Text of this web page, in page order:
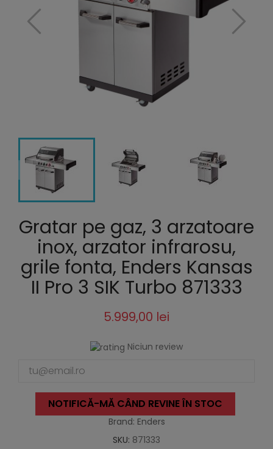
Gratar pe gaz, 3 arzatoare
inox, arzator infrarosu,
grile fonta, Enders Kansas
II Pro 3 SIK Turbo 871333
5.999,00 lei
Niciun review
NOTIFICĂ-MĂ CÂND REVINE ÎN STOC
Brand: Enders
SKU: 871333